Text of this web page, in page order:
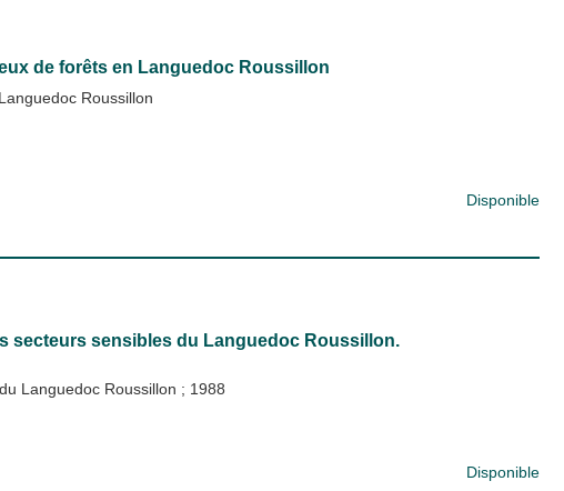
de forêts en Languedoc Roussillon
Roussillon
Disponible
secteurs sensibles du Languedoc Roussillon.
Languedoc Roussillon ; 1988
Disponible